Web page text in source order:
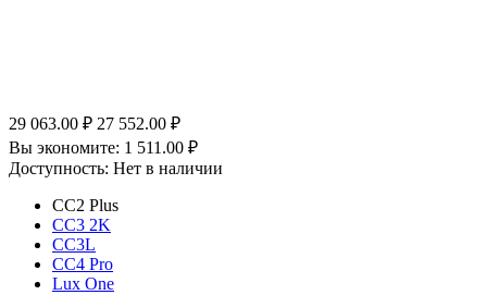
29 063.00 ₽ 27 552.00 ₽
Вы экономите: 1 511.00 ₽
Доступность: Нет в наличии
CC2 Plus
CC3 2K
CC3L
CC4 Pro
Lux One